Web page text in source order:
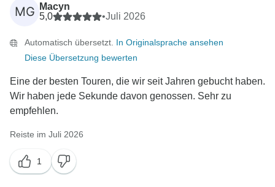
MG
Macyn
5,0
•Juli 2026
Automatisch übersetzt. In Originalsprache ansehen
Diese Übersetzung bewerten
Eine der besten Touren, die wir seit Jahren gebucht haben.
Wir haben jede Sekunde davon genossen. Sehr zu
empfehlen.
Reiste im Juli 2026
1